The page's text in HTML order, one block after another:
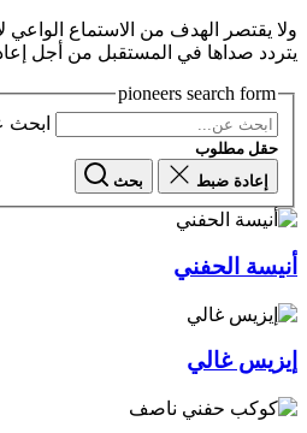
ولا يقتصر الهدف من الاستماع
يتردد صداها في المستقبل من أجل
pioneers search form
ابحث
حقل مطلوب
إعادة ضبط
بحث
أنيسة الحفني
إيزيس غالي